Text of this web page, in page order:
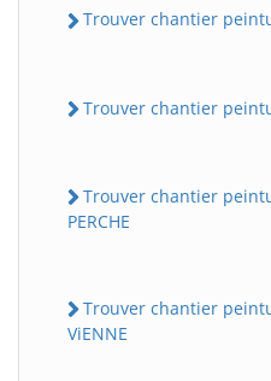
Trouver chantier
Trouver chantier
Trouver chantier
PERCHE
Trouver chantier
ViENNE